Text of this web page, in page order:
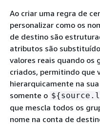
Ao criar uma regra de
personalizar como os
de destino são
atributos são
valores reais quando os
criados, permitindo que
hierarquicamente na
somente o ${
que mescla todos os
nome na conta de